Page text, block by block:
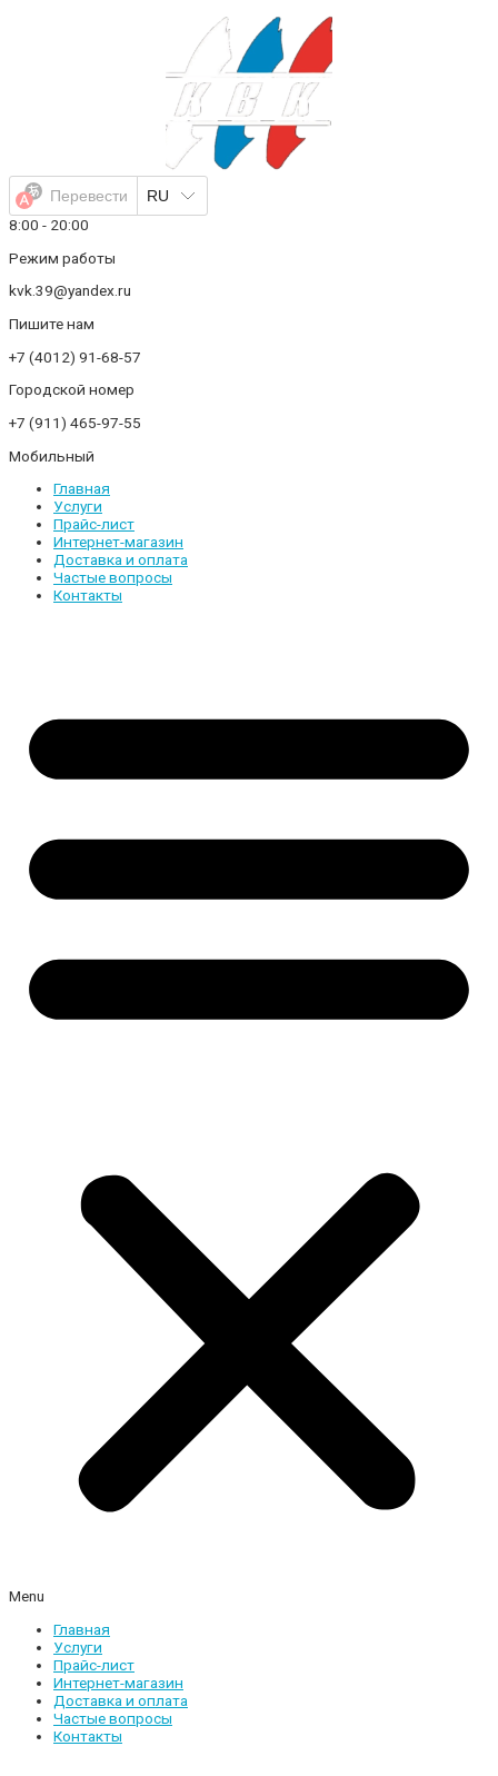
Перевести
RU
8:00 - 20:00
Режим работы
kvk.39@yandex.ru
Пишите нам
+7 (4012) 91-68-57
Городской номер
+7 (911) 465-97-55
Мобильный
Главная
Услуги
Прайс-лист
Интернет-магазин
Доставка и оплата
Частые вопросы
Контакты
Menu
Главная
Услуги
Прайс-лист
Интернет-магазин
Доставка и оплата
Частые вопросы
Контакты